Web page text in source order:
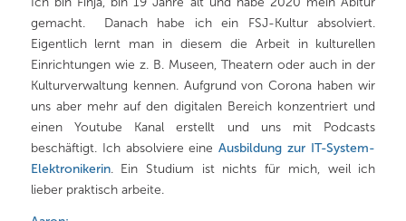
gemacht. Danach habe ich ein FSJ-Kultur absolviert.
Eigentlich lernt man in diesem die Arbeit in kulturellen
Einrichtungen wie z. B. Museen, Theatern oder auch in der
Kulturverwaltung kennen. Aufgrund von Corona haben wir
uns aber mehr auf den digitalen Bereich konzentriert und
einen Youtube Kanal erstellt und uns mit Podcasts
beschäftigt. Ich absolviere eine Ausbildung zur IT-System-
Elektronikerin. Ein Studium ist nichts für mich, weil ich
lieber praktisch arbeite.